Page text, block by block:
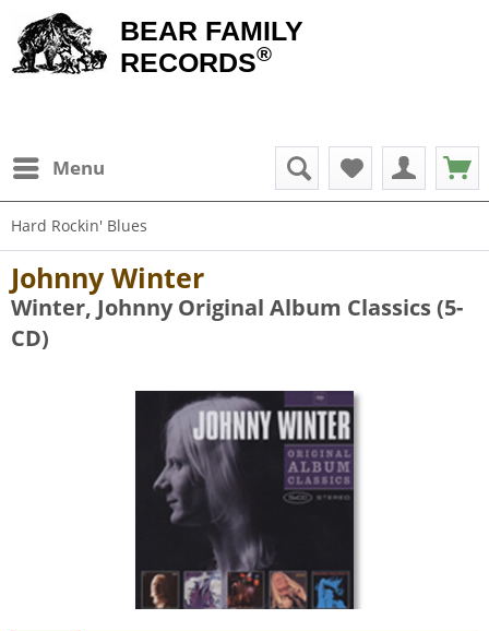
BEAR FAMILY
RECORDS®
Menu
Hard Rockin' Blues
Johnny Winter
Winter, Johnny Original Album Classics (5-
CD)